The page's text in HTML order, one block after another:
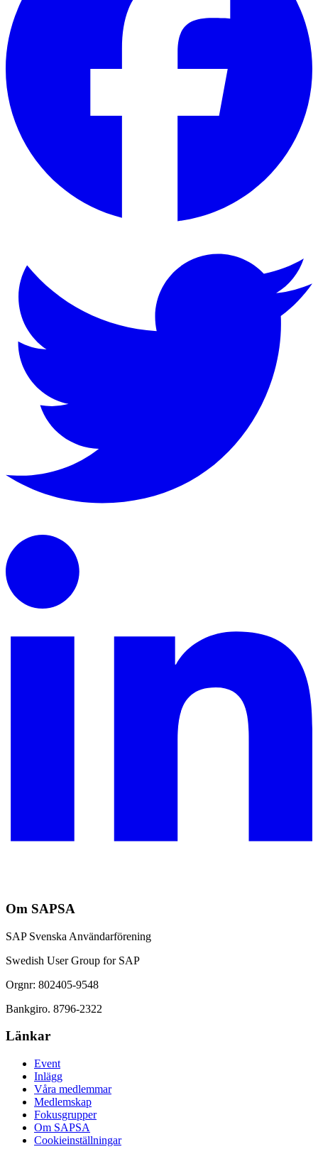
Om SAPSA
SAP Svenska Användarförening
Swedish User Group for SAP
Orgnr: 802405-9548
Bankgiro. 8796-2322
Länkar
Event
Inlägg
Våra medlemmar
Medlemskap
Fokusgrupper
Om SAPSA
Cookieinställningar